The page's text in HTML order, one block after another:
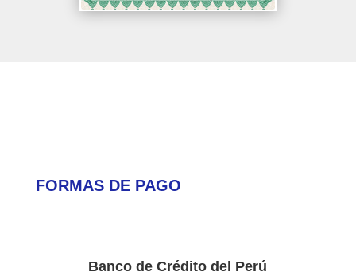
FORMAS DE PAGO
Banco de Crédito del Perú